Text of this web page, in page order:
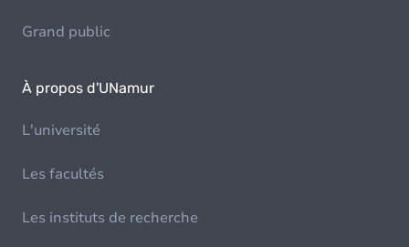
Grand public
À propos d'UNamur
L'université
Les facultés
Les instituts de recherche